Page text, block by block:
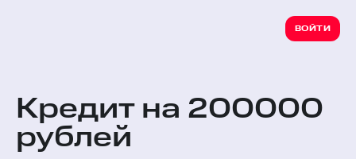
ВОЙТИ
Кредит на 200000
рублей